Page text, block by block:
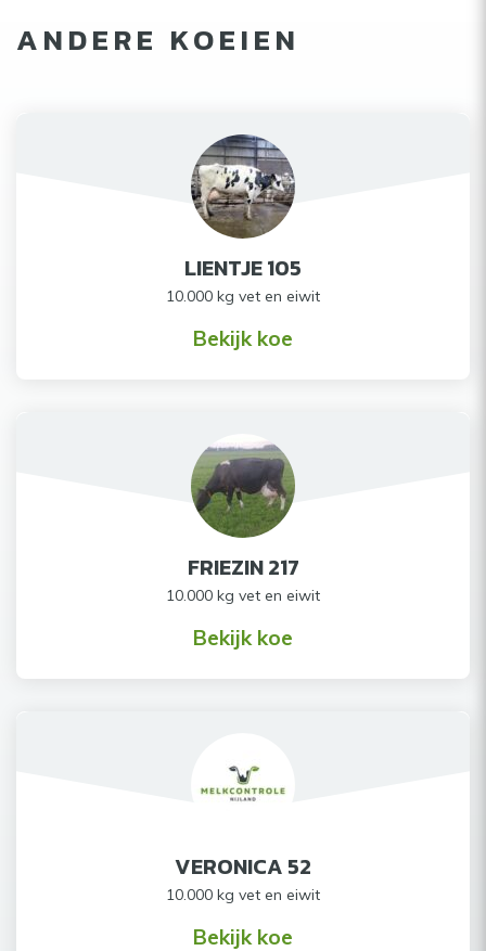
ANDERE KOEIEN
LIENTJE 105
10.000 kg vet en eiwit
Bekijk koe
FRIEZIN 217
10.000 kg vet en eiwit
Bekijk koe
VERONICA 52
10.000 kg vet en eiwit
Bekijk koe